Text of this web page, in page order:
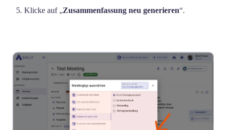
Klicke auf „Zusammenfassung neu generieren“.